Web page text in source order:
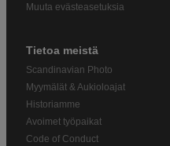
Muuta evästeasetuksia
Tietoa meistä
Scandinavian Photo
Myymälät & Aukioloajat
Historiamme
Avoimet työpaikat
Code of Conduct